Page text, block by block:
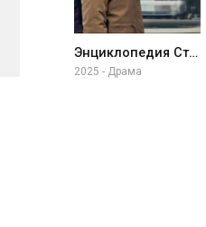
Энциклопедия Стамбула
2025 - Драма